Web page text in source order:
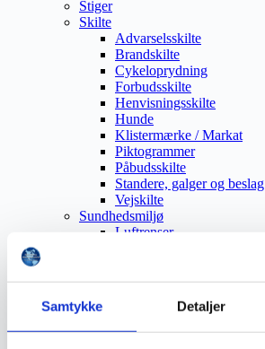
Samtykke Detaljer
Stiger
Skilte
Advarselsskilte
Brandskilte
Cykeloprydning
Forbudsskilte
Henvisningsskilte
Hunde
Klistermærke / Markat
Piktogrammer
Påbudsskilte
Standere, galger og beslag
Vejskilte
Sundhedsmiljø
Luftrenser
Afspærring
Trafikspejle
Vejbump